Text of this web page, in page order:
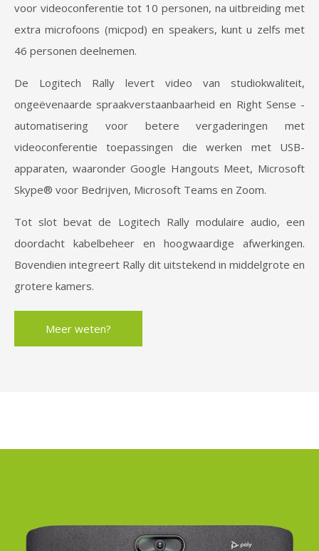
voor videoconferentie tot 10 personen, na uitbreiding met
extra microfoons (micpod) en speakers, kunt u zelfs met
46 personen deelnemen.
De Logitech Rally levert video van studiokwaliteit,
ongeëvenaarde spraakverstaanbaarheid en Right Sense -
automatisering voor betere vergaderingen met
videoconferentie toepassingen die werken met USB-
apparaten, waaronder Google Hangouts Meet, Microsoft
Skype® voor Bedrijven, Microsoft Teams en Zoom.
Tot slot bevat de Logitech Rally modulaire audio, een
doordacht kabelbeheer en hoogwaardige afwerkingen.
Bovendien integreert Rally dit uitstekend in middelgrote en
grotere kamers.
Meer weten?